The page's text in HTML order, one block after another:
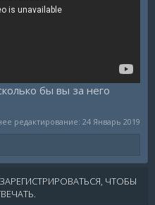
бы вы за него
редактирование: 24 Январь 2019
ЧТОБЫ